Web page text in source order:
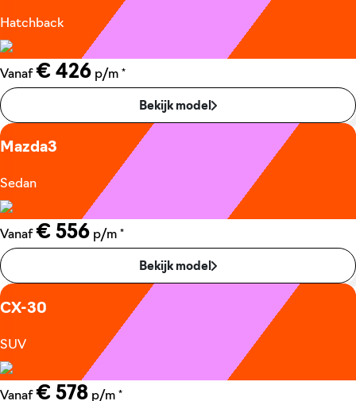
Hatchback
Vanaf € 426 p/m *
Bekijk model
Mazda3
Sedan
Vanaf € 556 p/m *
Bekijk model
CX-30
SUV
Vanaf € 578 p/m *